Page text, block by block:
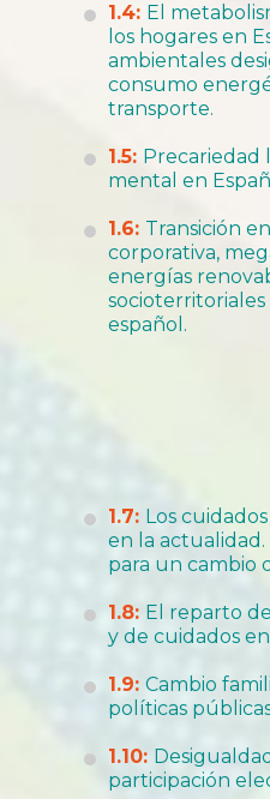
1.4: El
los hogares en
ambientales
consumo
transporte.
1.5: Precariedad
mental en
1.6: Transición
corporativa,
energías
español.
1.7: Los
en la
para un cambio
1.8: El reparto
y de cuidados
1.9: Cambio
políticas
1.10:
participación